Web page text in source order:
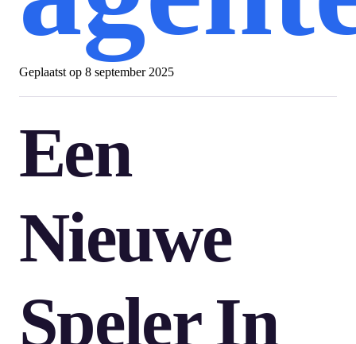
Geplaatst op 8 september 2025
Een
Nieuwe
Speler In